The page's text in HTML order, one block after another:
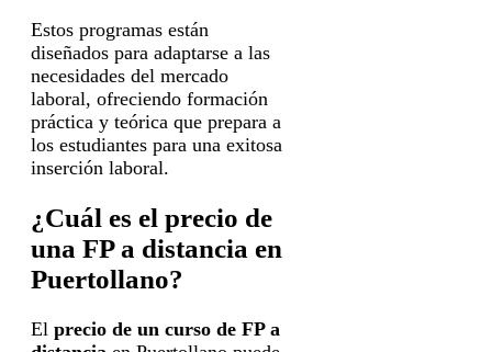
Estos programas están
diseñados para adaptarse a las
necesidades del mercado
laboral, ofreciendo formación
práctica y teórica que prepara a
los estudiantes para una exitosa
inserción laboral.
¿Cuál es el precio de
una FP a distancia en
Puertollano?
El precio de un curso de FP a